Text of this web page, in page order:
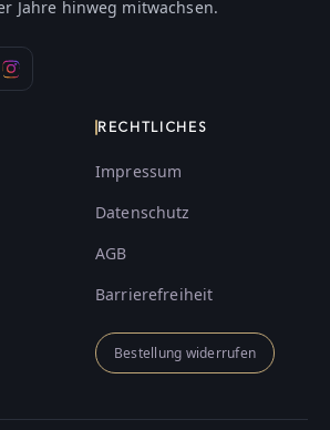
Jahre hinweg mitwachsen.
RECHTLICHES
Impressum
Datenschutz
AGB
Barrierefreiheit
Bestellung widerrufen